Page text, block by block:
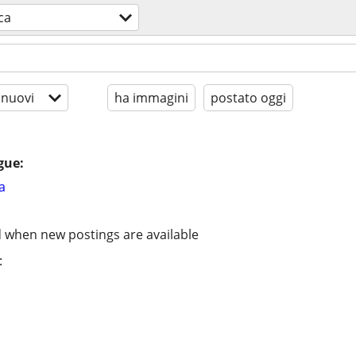
ha immagini postato oggi
new postings are available